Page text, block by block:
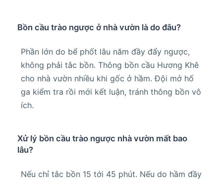
Bồn cầu trào ngược ở nhà vườn là do đâu?
Phần lớn do bể phốt lâu năm đầy đẩy ngược,
không phải tắc bồn. Thông bồn cầu Hương Khê
cho nhà vườn nhiều khi gốc ở hầm. Đội mở hố
ga kiểm tra rồi mới kết luận, tránh thông bồn vô
ích.
Xử lý bồn cầu trào ngược nhà vườn mất bao
lâu?
Nếu chỉ tắc bồn 15 tới 45 phút. Nếu do hầm đầy